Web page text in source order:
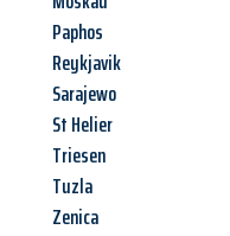
Paphos
Reykjavik
Sarajewo
St Helier
Triesen
Tuzla
Zenica